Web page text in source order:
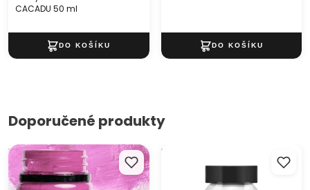
duochromové, fluorescenční a fosforeskující
CACADU 50 ml
Doporučené produkty
Barvy na textil a kůži ARTMIE
CACADU 50 ml
Pentart lak na kůži 100 ml